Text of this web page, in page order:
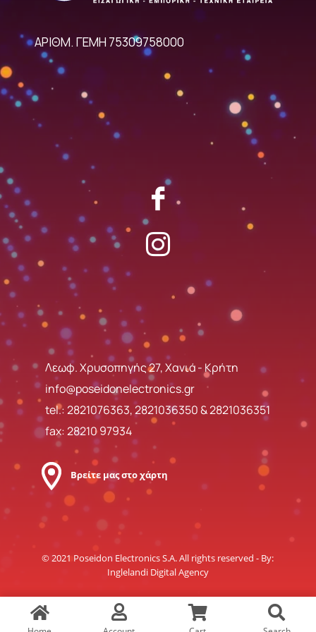
ΑΡΙΘΜ. ΓΕΜΗ 75309758000
Λεωφ. Χρυσοπηγής 27, Χανιά - Κρήτη
info@poseidonelectronics.gr
tel.:2821076363,2821036350&2821036351
fax: 28210 97934
Βρείτε μας στο χάρτη
© 2021 Poseidon Electronics S.A. All rights reserved - By:
Inglelandi Digital Agency